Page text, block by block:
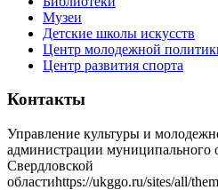
Музеи
Детские школы искусств
Центр молодежной
Центр развития спорта
Контакты
Управление культуры и
администрации муниципального
Свердловской
областиhttps://ukggo.ru/sites/all/